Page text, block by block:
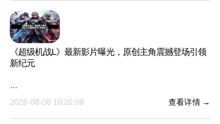
《超级机战L》最新影片曝光，原创主角震撼登场引领
新纪元
···
2026-08-06 10:20:08
查看详情 →